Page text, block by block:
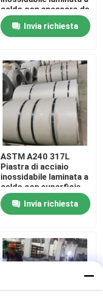
caldo con spessore da
3,0 a 40,0 mm per
applicazioni chimiche
Invia richiesta
ASTM A240 317L
Piastra di acciaio
inossidabile laminata a
caldo con superficie
n. 1 e spessore da 3,0
a 16,0 mmInvia richiesta